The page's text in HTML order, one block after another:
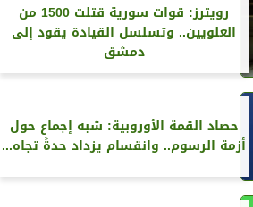
رويترز‏: قوات سورية قتلت 1500 من
العلويين.. وتسلسل القيادة يقود إلى
دمشق
حصاد القمة الأوروبية: شبه إجماع حول
أزمة الرسوم.. وانقسام يزداد حدةً تجاه...